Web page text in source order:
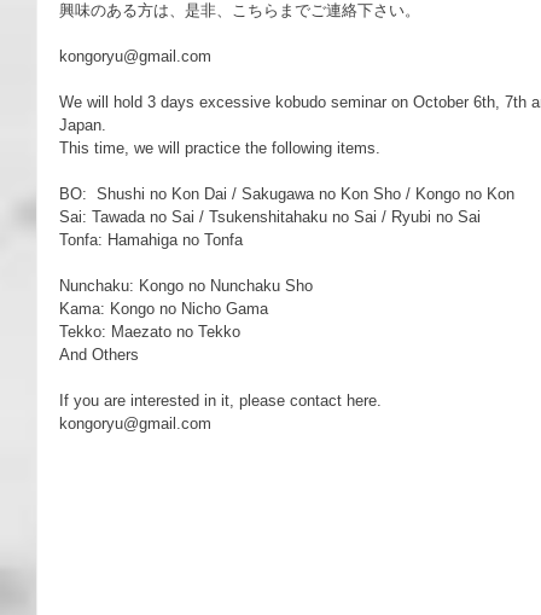
興味のある方は、是非、こちらまでご連絡下さい。
kongoryu@gmail.com
We will hold 3 days excessive kobudo seminar on October 6th, 7th
Japan.
This time, we will practice the following items.
BO:  Shushi no Kon Dai / Sakugawa no Kon Sho / Kongo no Kon
Sai: Tawada no Sai / Tsukenshitahaku no Sai / Ryubi no Sai
Tonfa: Hamahiga no Tonfa
Nunchaku: Kongo no Nunchaku Sho
Kama: Kongo no Nicho Gama
Tekko: Maezato no Tekko
And Others
If you are interested in it, please contact here.
kongoryu@gmail.com